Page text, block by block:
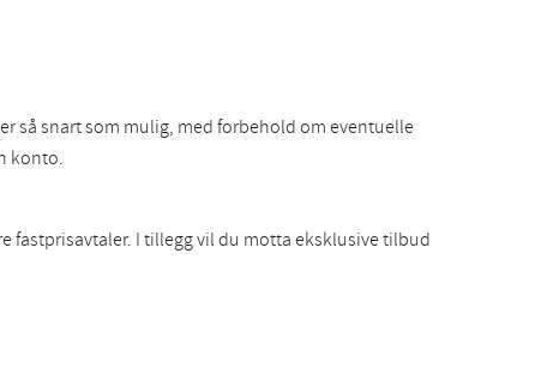
så snart som mulig, med forbehold om eventuelle
konto.
fastprisavtaler. I tillegg vil du motta eksklusive tilbud